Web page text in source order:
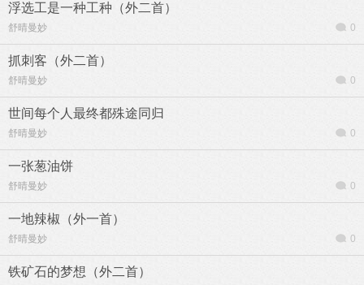
浮选工是一种工种（外二首）
舒晴曼妙 0
抓刺客（外二首）
舒晴曼妙 0
世间每个人最终都殊途同归
舒晴曼妙 0
一张葱油饼
舒晴曼妙 0
一地辣椒（外一首）
舒晴曼妙 0
铁矿石的梦想（外二首）